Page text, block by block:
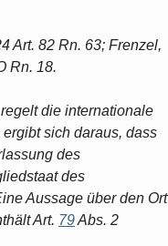
Art. 82 Rn. 63; Frenzel,
Rn. 18.
die internationale
sich daraus, dass
des
des
Aussage über den Ort
Art. 79Abs. 2